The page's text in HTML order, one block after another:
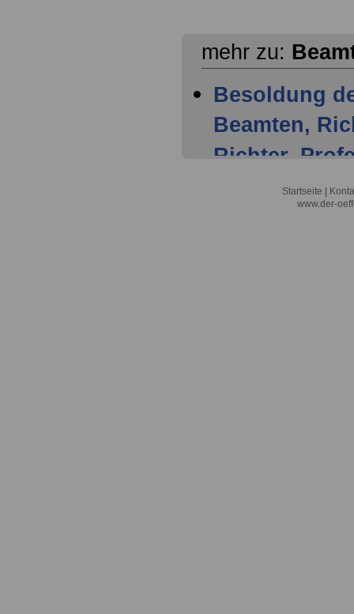
mehr zu:
Besoldung
Beamten,
Richter,
Professoren
Startseite
www.der-